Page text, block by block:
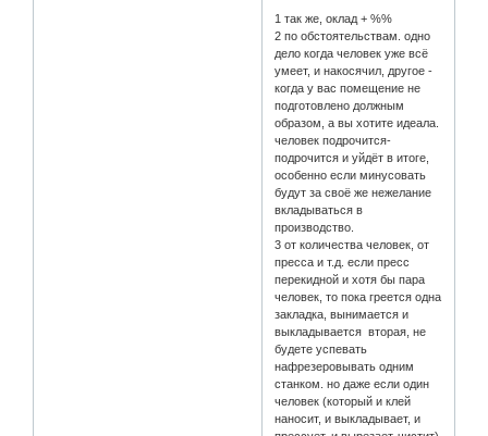
1 так же, оклад + %%
2 по обстоятельствам. одно
дело когда человек уже всё
умеет, и накосячил, другое -
когда у вас помещение не
подготовлено должным
образом, а вы хотите идеала.
человек подрочится-
подрочится и уйдёт в итоге,
особенно если минусовать
будут за своё же нежелание
вкладываться в
производство.
3 от количества человек, от
пресса и т.д. если пресс
перекидной и хотя бы пара
человек, то пока греется одна
закладка, вынимается и
выкладывается вторая, не
будете успевать
нафрезеровывать одним
станком. но даже если один
человек (который и клей
наносит, и выкладывает, и